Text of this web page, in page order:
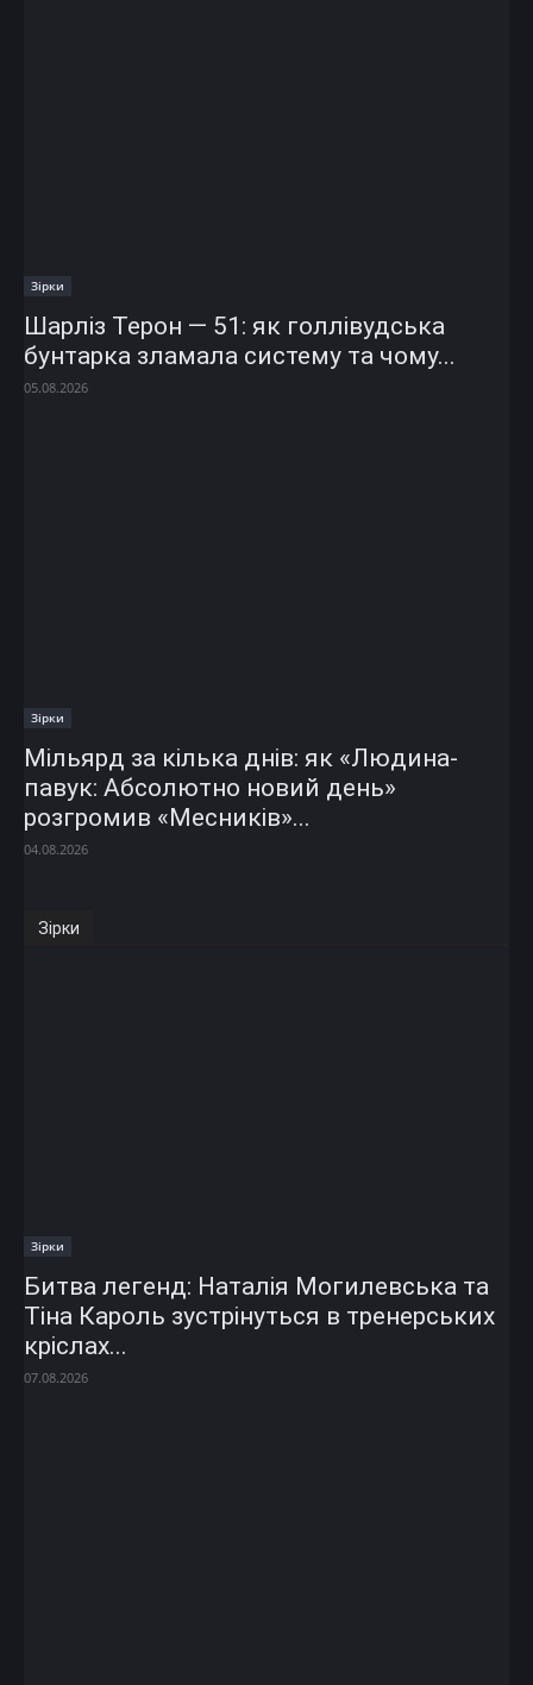
Зірки
Шарліз Терон — 51: як голлівудська
бунтарка зламала систему та чому...
05.08.2026
Зірки
Мільярд за кілька днів: як «Людина-
павук: Абсолютно новий день»
розгромив «Месників»...
04.08.2026
Зірки
Зірки
Битва легенд: Наталія Могилевська та
Тіна Кароль зустрінуться в тренерських
кріслах...
07.08.2026